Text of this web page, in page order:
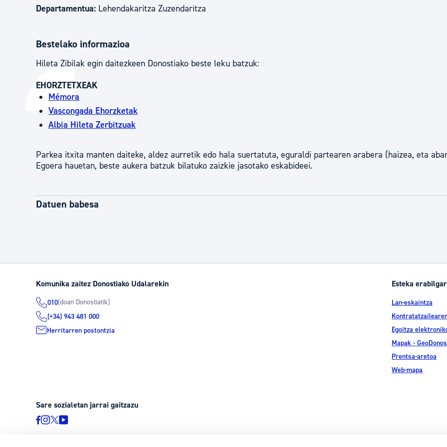
Departamentua: Lehendakaritza Zuzendaritza
Bestelako informazioa
Hileta Zibilak egin daitezkeen Donostiako beste leku batzuk:
EHORZTETXEAK
Mémora
Vascongada Ehorzketak
Albia Hileta Zerbitzuak
Parkea itxita manten daiteke, aldez aurretik edo hala suertatuta, eguraldi partearen arabera (haizea, eta
Egoera hauetan, beste aukera batzuk bilatuko zaizkie jasotako eskabideei.
Datuen babesa
Komunika zaitez Donostiako Udalarekin
010(doan Donostiatik)
(+34) 943 481 000
Herritarren postontzia
Esteka
Lan-eskaintza
Egoitza
Mapak -
Prentsa-aretoa
Web-mapa
Sare sozialetan jarrai gaitzazu